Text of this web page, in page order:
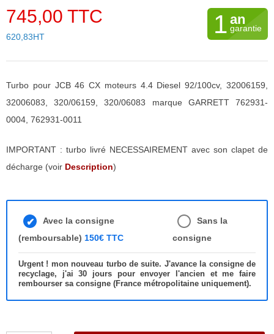
745,00 TTC
620,83HT 1 an
garantie
Turbo pour JCB 46 CX moteurs 4.4 Diesel 92/100cv, 32006159,
32006083, 320/06159, 320/06083 marque GARRETT 762931-
0004, 762931-0011
IMPORTANT : turbo livré NECESSAIREMENT avec son clapet de
décharge (voir Description)
Avec la consigne
(remboursable) 150€ TTC
Sans la
consigne
Urgent ! mon nouveau turbo de suite. J'avance la consigne de
recyclage, j'ai 30 jours pour envoyer l'ancien et me faire
rembourser sa consigne (France métropolitaine uniquement).